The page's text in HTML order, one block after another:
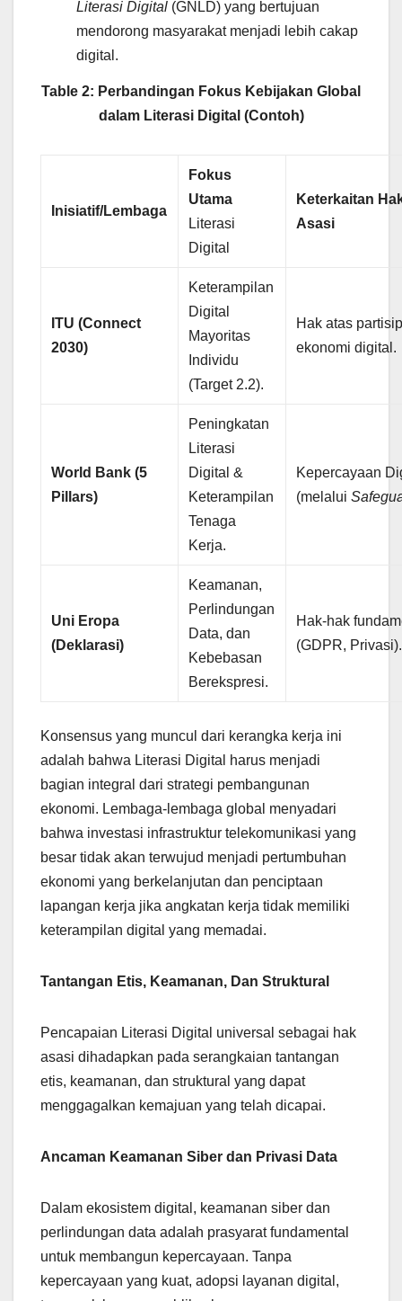
Literasi Digital (GNLD) yang bertujuan
mendorong masyarakat menjadi lebih cakap
digital.
Table 2: Perbandingan Fokus Kebijakan Global
dalam Literasi Digital (Contoh)
Inisiatif/Lembaga
Fokus
Utama
Literasi
Digital
Keterkaitan
Asasi
ITU (Connect
2030)
Keterampilan
Digital
Mayoritas
Individu
(Target 2.2).
Hak atas
ekonomi digital.
World Bank (5
Pillars)
Peningkatan
Literasi
Digital &
Keterampilan
Tenaga
Kerja.
Kepercayaan
(melalui
Uni Eropa
(Deklarasi)
Keamanan,
Perlindungan
Data, dan
Kebebasan
Berekspresi.
Hak-hak
(GDPR, Privasi).
Konsensus yang muncul dari kerangka kerja ini
adalah bahwa Literasi Digital harus menjadi
bagian integral dari strategi pembangunan
ekonomi. Lembaga-lembaga global menyadari
bahwa investasi infrastruktur telekomunikasi yang
besar tidak akan terwujud menjadi pertumbuhan
ekonomi yang berkelanjutan dan penciptaan
lapangan kerja jika angkatan kerja tidak memiliki
keterampilan digital yang memadai.
Tantangan Etis, Keamanan, Dan Struktural
Pencapaian Literasi Digital universal sebagai hak
asasi dihadapkan pada serangkaian tantangan
etis, keamanan, dan struktural yang dapat
menggagalkan kemajuan yang telah dicapai.
Ancaman Keamanan Siber dan Privasi Data
Dalam ekosistem digital, keamanan siber dan
perlindungan data adalah prasyarat fundamental
untuk membangun kepercayaan. Tanpa
kepercayaan yang kuat, adopsi layanan digital,